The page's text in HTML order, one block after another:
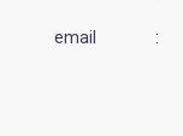
– email :